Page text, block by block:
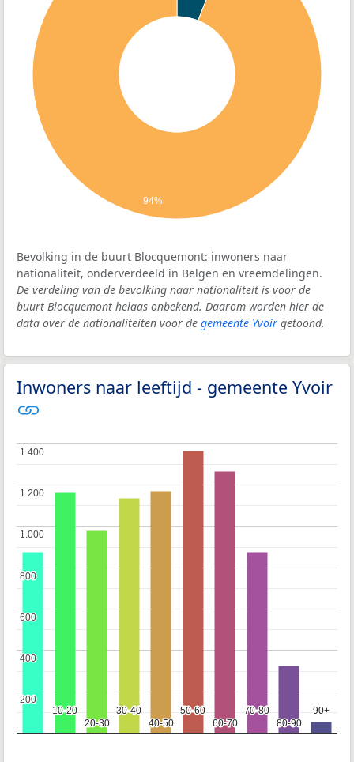
94%
Bevolking in de buurt Blocquemont: inwoners naar
nationaliteit, onderverdeeld in Belgen en vreemdelingen.
De verdeling van de bevolking naar nationaliteit is voor de
buurt Blocquemont helaas onbekend. Daarom worden hier de
data over de nationaliteiten voor de gemeente Yvoir getoond.
Inwoners naar leeftijd - gemeente Yvoir
10-20
10-20
20-30
20-30
30-40
30-40
40-50
40-50
50-60
50-60
60-70
60-70
70-80
70-80
80-90
80-90
90+
90+
200
200
400
400
600
600
800
800
1.000
1.000
1.200
1.200
1.400
1.400